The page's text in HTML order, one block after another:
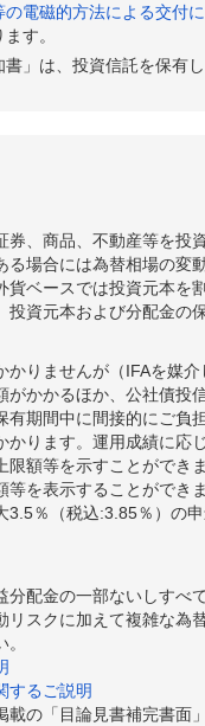
電磁的方法による交付
す。
書」は、投資信託を保有
、商品、不動産等を
場合には為替相場の
ベースでは投資元本
資元本および分配金の
りませんが（IFAを媒
がかかるほか、公社債
有期間中に間接的にご
ります。運用成績に
額等を示すことがで
を表示することがで
3.5％（税込:3.85％）の
配金の一部ないしす
リスクに加えて複雑な
するご説明
載の「目論見書補完書